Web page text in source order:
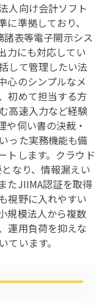
人向け会計ソフト
準拠しており、
表等電子開示シス
力にも対応してい
して管理したい法
心のシンプルなメ
初めて担当する方
高速入力など経験
や伺い書の決裁・
った実務機能も備
トします。クラウド
なり、情報漏えい
たJIIMA認証を取得
視野に入れやすい
規模法人から複数
運用負荷を抑えな
います。